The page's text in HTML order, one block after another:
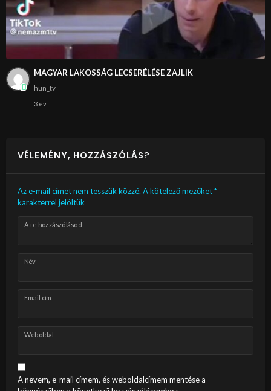
MAGYAR LAKOSSÁG LECSERÉLÉSE ZAJLIK
hun_tv
3 év
VÉLEMÉNY, HOZZÁSZÓLÁS?
Az e-mail címet nem tesszük közzé. A kötelező mezőket*
karakterrel jelöltük
A te hozzászólásod
Név
Email cím
Weboldal
A nevem, e-mail címem, és weboldalcímem mentése a